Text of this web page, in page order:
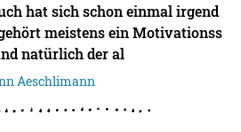
hat sich schon einmal irgend
meistens ein Motivationss
natürlich der al
Aeschlimann